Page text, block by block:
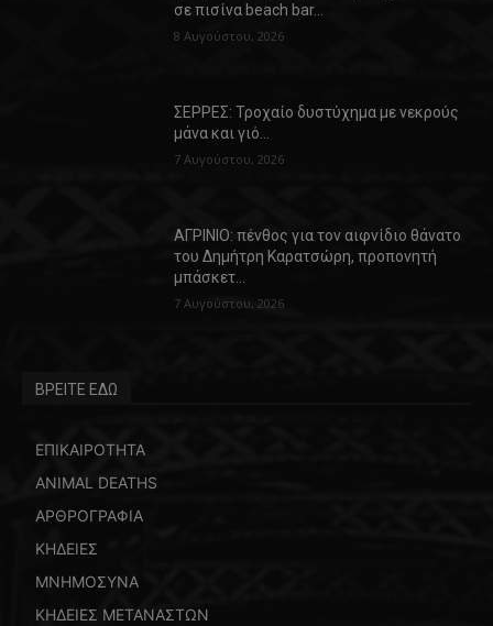
σε πισίνα beach bar…
8 Αυγούστου, 2026
ΣΕΡΡΕΣ: Τροχαίο δυστύχημα με νεκρούς
μάνα και γιό…
7 Αυγούστου, 2026
ΑΓΡΙΝΙΟ: πένθος για τον αιφνίδιο θάνατο
του Δημήτρη Καρατσώρη, προπονητή
μπάσκετ…
7 Αυγούστου, 2026
ΒΡΕΙΤΕ ΕΔΩ
ΕΠΙΚΑΙΡΟΤΗΤΑ
ANIMAL DEATHS
ΑΡΘΡΟΓΡΑΦΙΑ
ΚΗΔΕΙΕΣ
ΜΝΗΜΟΣΥΝΑ
ΚΗΔΕΙΕΣ ΜΕΤΑΝΑΣΤΩΝ